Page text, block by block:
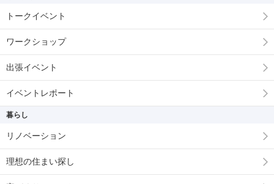
トークイベント
ワークショップ
出張イベント
イベントレポート
暮らし
リノベーション
理想の住まい探し